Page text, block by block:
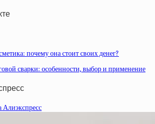
почему она стоит своих денег?
сварки: особенности, выбор и применение
Алиэкспресс